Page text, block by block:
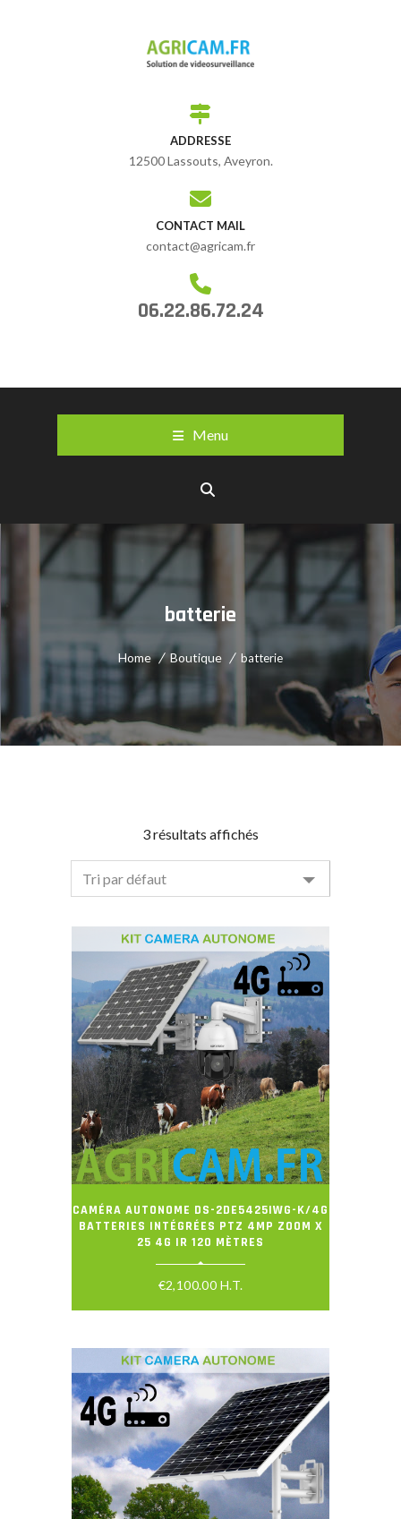
ADDRESSE
12500 Lassouts, Aveyron.
CONTACT MAIL
contact@agricam.fr
06.22.86.72.24
Menu
batterie
Home Boutique batterie
3 résultats affichés
CAMÉRA AUTONOME DS-2DE5425IWG-K/4G
BATTERIES INTÉGRÉES PTZ 4MP ZOOM X
25 4G IR 120 MÈTRES
€2,100.00 H.T.